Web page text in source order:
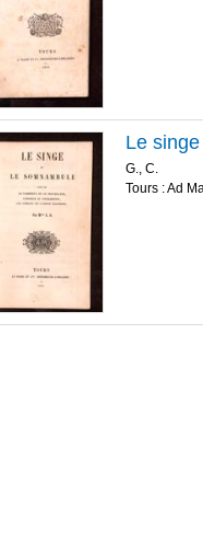
Le
G., C.
Tours : Ad